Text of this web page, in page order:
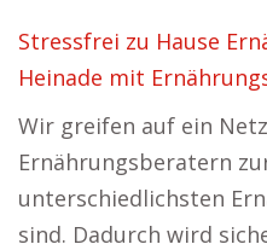
Stressfrei zu Hause
Heinade mit
Wir greifen auf ein
Ernährungsberatern
unterschiedlichsten
sind. Dadurch wird